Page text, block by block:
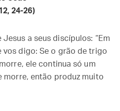
24-26)
a seus discípulos: “Em
vos digo: Se o grão de trigo
ele continua só um
morre, então produz muito